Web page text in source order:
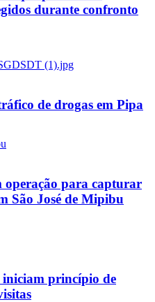
durante confronto
de drogas em Pipa
operação para capturar
São José de Mipibu
iniciam princípio de